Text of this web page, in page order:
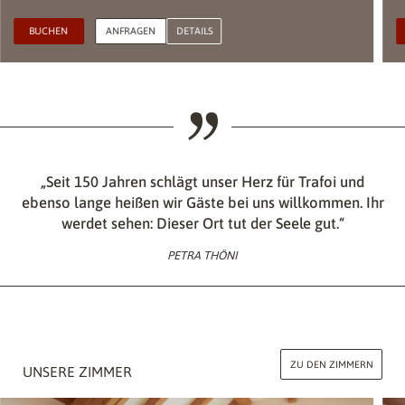
BUCHEN ANFRAGEN DETAILS
„Seit 150 Jahren schlägt unser Herz für Trafoi und
ebenso lange heißen wir Gäste bei uns willkommen. Ihr
werdet sehen: Dieser Ort tut der Seele gut.“
PETRA THÖNI
UNSERE ZIMMER ZU DEN ZIMMERN